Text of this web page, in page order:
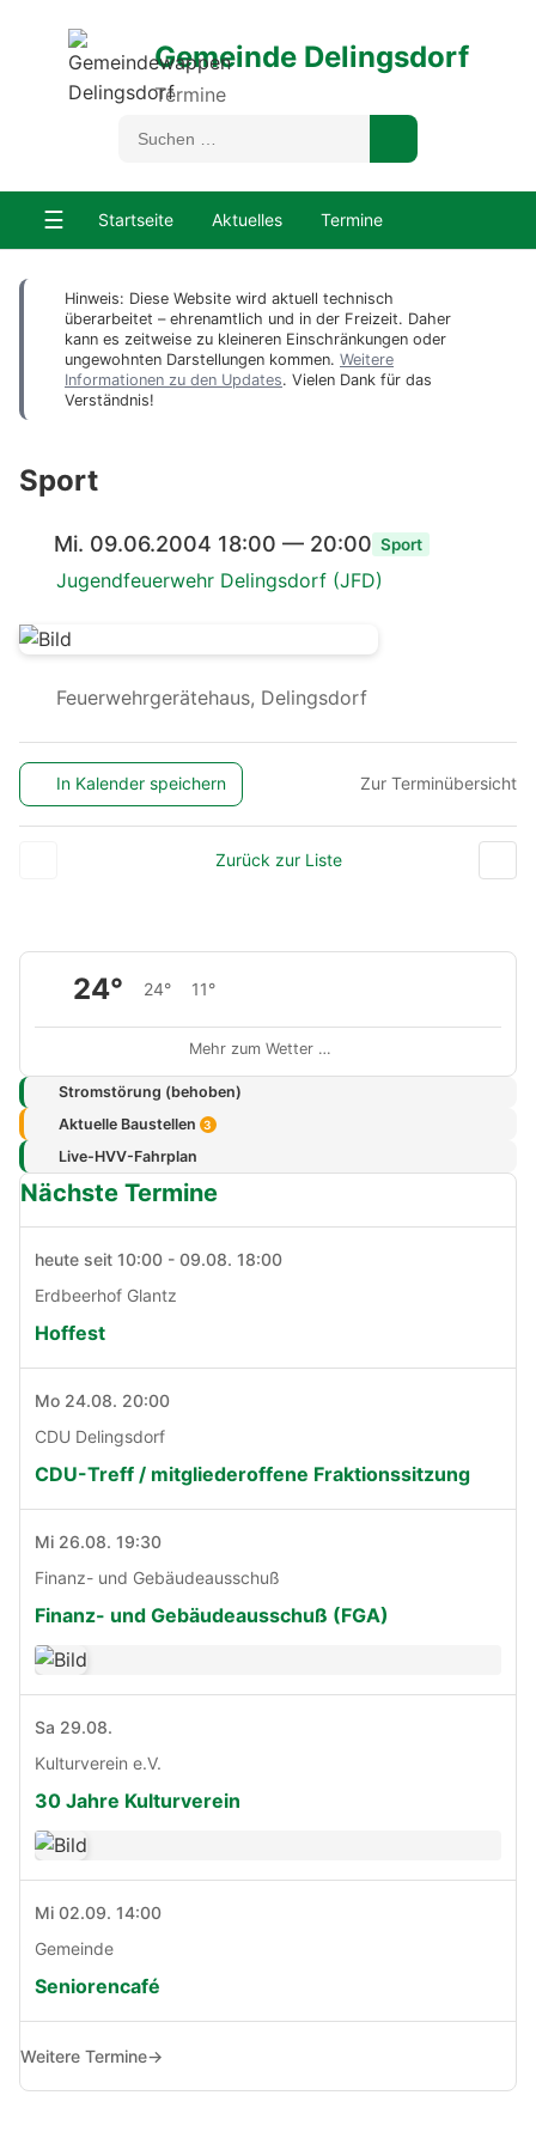
Gemeinde Delingsdorf
Termine
☰ Startseite Aktuelles Termine
Hinweis: Diese Website wird aktuell technisch
überarbeitet – ehrenamtlich und in der Freizeit. Daher
kann es zeitweise zu kleineren Einschränkungen oder
ungewohnten Darstellungen kommen. Weitere
Informationen zu den Updates. Vielen Dank für das
Verständnis!
Sport
Mi. 09.06.2004 18:00 — 20:00 Sport
Jugendfeuerwehr Delingsdorf (JFD)
Feuerwehrgerätehaus, Delingsdorf
In Kalender speichern Zur Terminübersicht
Zurück zur Liste
24° 24° 11°
Mehr zum Wetter …
Stromstörung (behoben)
Aktuelle Baustellen 3
Live-HVV-Fahrplan
Nächste Termine
heute seit 10:00 - 09.08. 18:00
Erdbeerhof Glantz
Hoffest
Mo 24.08. 20:00
CDU Delingsdorf
CDU-Treff / mitgliederoffene Fraktionssitzung
Mi 26.08. 19:30
Finanz- und Gebäudeausschuß
Finanz- und Gebäudeausschuß (FGA)
Sa 29.08.
Kulturverein e.V.
30 Jahre Kulturverein
Mi 02.09. 14:00
Gemeinde
Seniorencafé
Weitere Termine→